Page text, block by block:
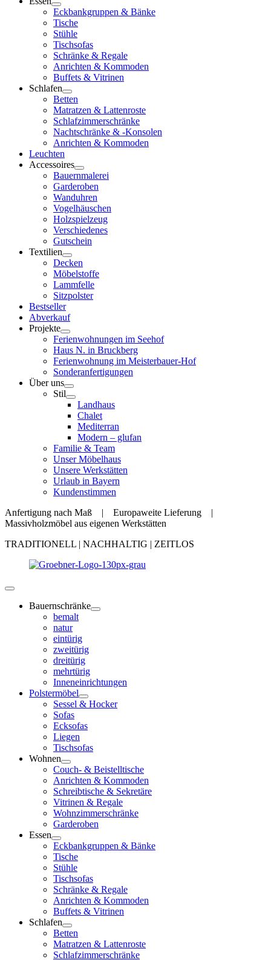
Eckbankgruppen & Bänke
Tische
Stühle
Tischsofas
Schränke & Regale
Anrichten & Kommoden
Buffets & Vitrinen
Schlafen
Betten
Matratzen & Lattenroste
Schlafzimmerschränke
Nachtschränke & -Konsolen
Anrichten & Kommoden
Leuchten
Accessoires
Bauernmalerei
Garderoben
Wanduhren
Vogelhäuschen
Holzspielzeug
Verschiedenes
Gutschein
Textilien
Decken
Möbelstoffe
Lammfelle
Sitzpolster
Bestseller
Abverkauf
Projekte
Ferienwohnungen im Seehof
Haus N. in Bruckberg
Ferienwohnung im Meisterbauer-Hof
Sonderanfertigungen
Über uns
Stil
Landhaus
Chalet
Mediterran
Modern – glufan
Familie & Team
Unser Möbelhaus
Unsere Werkstätten
Urlaub in Bayern
Kundenstimmen
Anfertigung nach Maß | Europaweite Lieferung |
Massivholzmöbel aus eigenen Werkstätten
TRADITIONELL | NACHHALTIG | ZEITLOS
Bauernschränke
bemalt
natur
eintürig
zweitürig
dreitürig
mehrtürig
Inneneinrichtungen
Polstermöbel
Sessel & Hocker
Sofas
Ecksofas
Liegen
Tischsofas
Wohnen
Couch- & Beistelltische
Anrichten & Kommoden
Schreibtische & Sekretäre
Vitrinen & Regale
Wohnzimmerschränke
Garderoben
Essen
Eckbankgruppen & Bänke
Tische
Stühle
Tischsofas
Schränke & Regale
Anrichten & Kommoden
Buffets & Vitrinen
Schlafen
Betten
Matratzen & Lattenroste
Schlafzimmerschränke